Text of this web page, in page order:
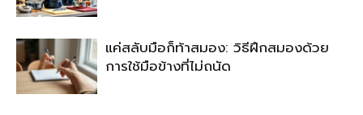
แค่สลับมือก็ท้าสมอง: วิธีฝึกสมองด้วย
การใช้มือข้างที่ไม่ถนัด